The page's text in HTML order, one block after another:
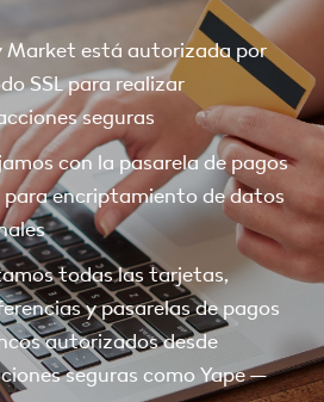
Market está autorizada por
SSL para realizar
seguras
con la pasarela de pagos
para encriptamiento de datos
todas las tarjetas,
y pasarelas de pagos
autorizados desde
seguras como Yape –